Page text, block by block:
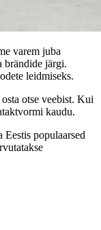
varem juba
brändide järgi.
leidmiseks.
otse veebist. Kui
kaudu.
populaarsed